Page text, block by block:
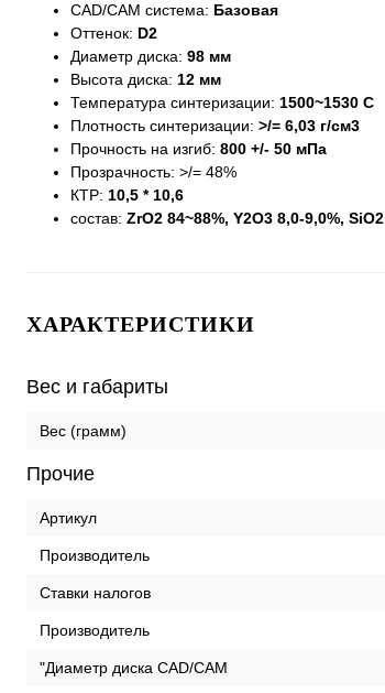
CAD/CAM система: Базовая
Оттенок: D2
Диаметр диска: 98 мм
Высота диска: 12 мм
Температура синтеризации: 1500~1530 С
Плотность синтеризации: >/= 6,03 г/см3
Прочность на изгиб: 800 +/- 50 мПа
Прозрачность: >/= 48%
КТР: 10,5 * 10,6
состав: ZrO2 84~88%, Y2O3 8,0-9,0%, SiO2
ХАРАКТЕРИСТИКИ
Вес и габариты
Вес (грамм)
Прочие
Артикул
Производитель
Ставки налогов
Производитель
"Диаметр диска CAD/CAM